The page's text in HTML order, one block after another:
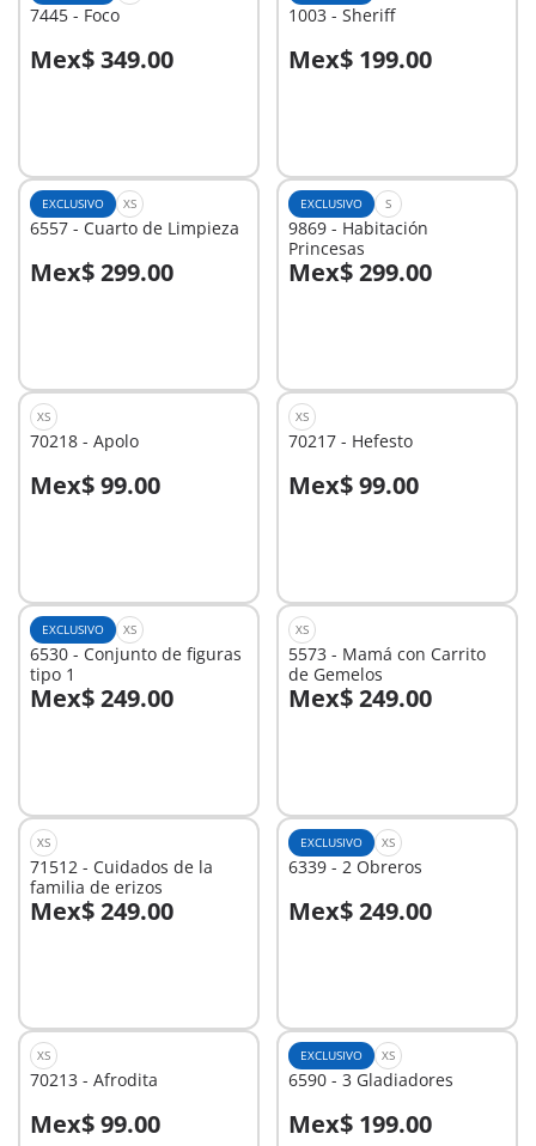
7445 - Foco
Mex$ 349.00
A la cesta
1003 - Sheriff
Mex$ 199.00
A la cesta
EXCLUSIVO XS
6557 - Cuarto de Limpieza
Mex$ 299.00
A la cesta
EXCLUSIVO S
9869 - Habitación
Princesas
Mex$ 299.00
A la cesta
XS
70218 - Apolo
Mex$ 99.00
A la cesta
XS
70217 - Hefesto
Mex$ 99.00
A la cesta
EXCLUSIVO XS
6530 - Conjunto de figuras
tipo 1
Mex$ 249.00
A la cesta
XS
5573 - Mamá con Carrito
de Gemelos
Mex$ 249.00
A la cesta
XS
71512 - Cuidados de la
familia de erizos
Mex$ 249.00
A la cesta
EXCLUSIVO XS
6339 - 2 Obreros
Mex$ 249.00
A la cesta
XS
70213 - Afrodita
Mex$ 99.00
A la cesta
EXCLUSIVO XS
6590 - 3 Gladiadores
Mex$ 199.00
A la cesta